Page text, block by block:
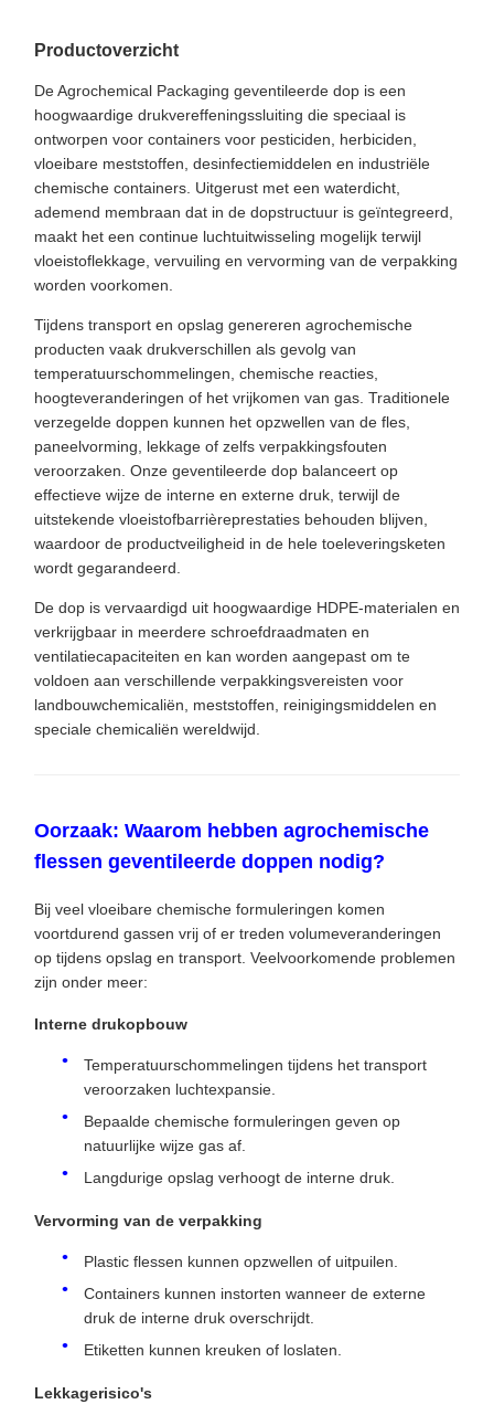
Productoverzicht
De Agrochemical Packaging geventileerde dop is een
hoogwaardige drukvereffeningssluiting die speciaal is
ontworpen voor containers voor pesticiden, herbiciden,
vloeibare meststoffen, desinfectiemiddelen en industriële
chemische containers. Uitgerust met een waterdicht,
ademend membraan dat in de dopstructuur is geïntegreerd,
maakt het een continue luchtuitwisseling mogelijk terwijl
vloeistoflekkage, vervuiling en vervorming van de verpakking
worden voorkomen.
Tijdens transport en opslag genereren agrochemische
producten vaak drukverschillen als gevolg van
temperatuurschommelingen, chemische reacties,
hoogteveranderingen of het vrijkomen van gas. Traditionele
verzegelde doppen kunnen het opzwellen van de fles,
paneelvorming, lekkage of zelfs verpakkingsfouten
veroorzaken. Onze geventileerde dop balanceert op
effectieve wijze de interne en externe druk, terwijl de
uitstekende vloeistofbarrièreprestaties behouden blijven,
waardoor de productveiligheid in de hele toeleveringsketen
wordt gegarandeerd.
De dop is vervaardigd uit hoogwaardige HDPE-materialen en
verkrijgbaar in meerdere schroefdraadmaten en
ventilatiecapaciteiten en kan worden aangepast om te
voldoen aan verschillende verpakkingsvereisten voor
landbouwchemicaliën, meststoffen, reinigingsmiddelen en
speciale chemicaliën wereldwijd.
Oorzaak: Waarom hebben agrochemische
flessen geventileerde doppen nodig?
Bij veel vloeibare chemische formuleringen komen
voortdurend gassen vrij of er treden volumeveranderingen
op tijdens opslag en transport. Veelvoorkomende problemen
zijn onder meer:
Interne drukopbouw
Temperatuurschommelingen tijdens het transport
veroorzaken luchtexpansie.
Bepaalde chemische formuleringen geven op
natuurlijke wijze gas af.
Langdurige opslag verhoogt de interne druk.
Vervorming van de verpakking
Plastic flessen kunnen opzwellen of uitpuilen.
Containers kunnen instorten wanneer de externe
druk de interne druk overschrijdt.
Etiketten kunnen kreuken of loslaten.
Lekkagerisico's